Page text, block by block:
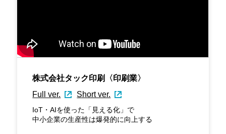
株式会社タック印刷〈印刷業〉
Full ver.
Short ver.
IoT・AIを使った「見える化」で
中小企業の生産性は爆発的に向上する